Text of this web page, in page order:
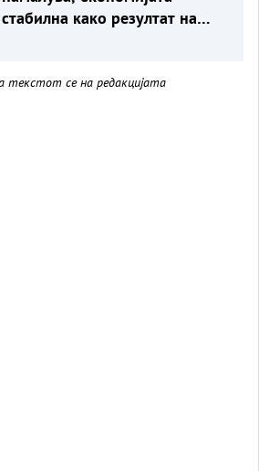
стабилна како резултат на
текстот се на редакцијата